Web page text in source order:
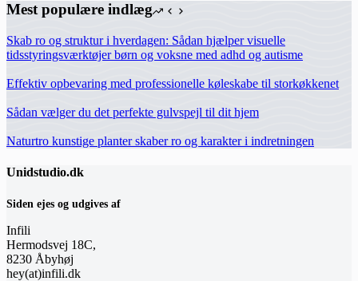
Mest populære indlæg
Skab ro og struktur i hverdagen: Sådan hjælper visuelle
tidsstyringsværktøjer børn og voksne med adhd og autisme
Effektiv opbevaring med professionelle køleskabe til storkøkkenet
Sådan vælger du det perfekte gulvspejl til dit hjem
Naturtro kunstige planter skaber ro og karakter i indretningen
Unidstudio.dk
Siden ejes og udgives af
Infili
Hermodsvej 18C,
8230 Åbyhøj
hey(at)infili.dk